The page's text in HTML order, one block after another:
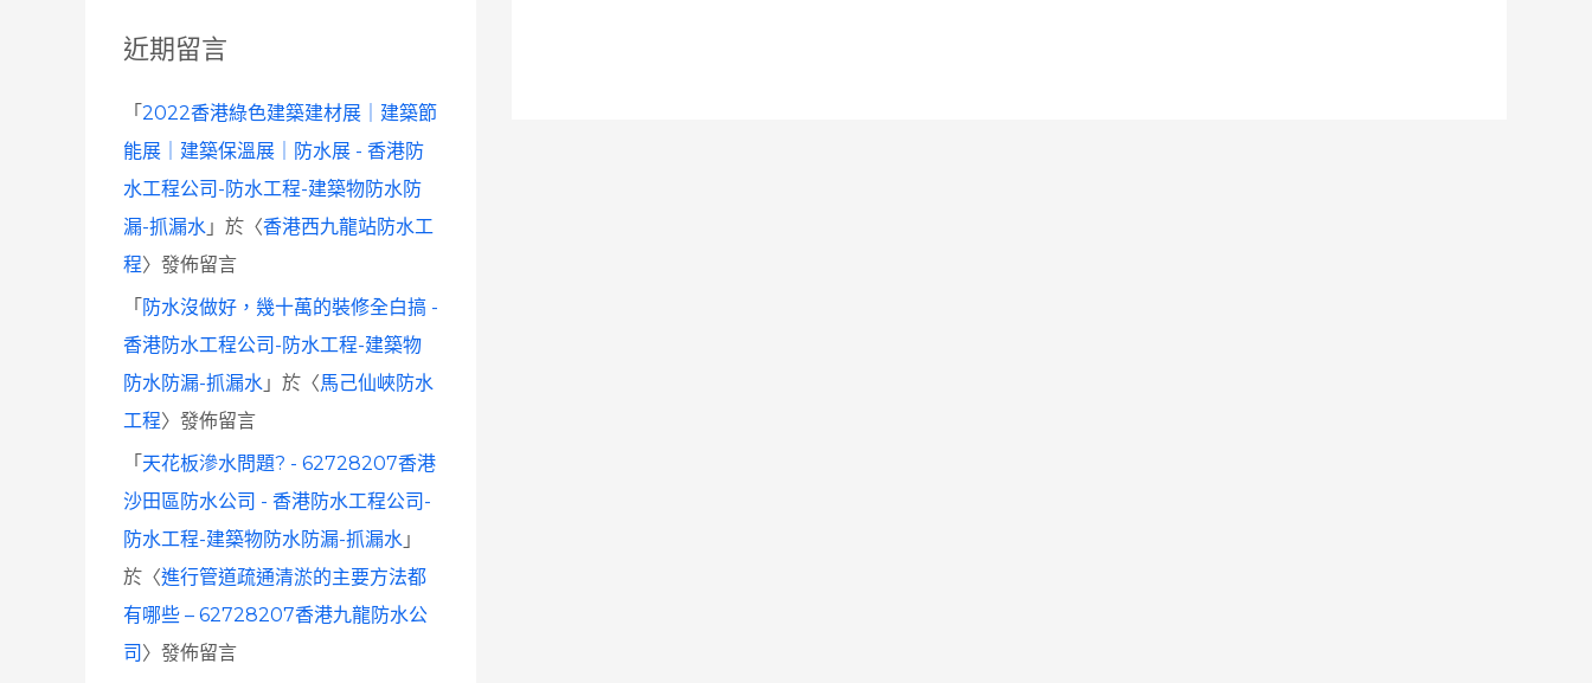
近期留言
「 2022香港綠色建築建材展｜建築節
能展｜建築保溫展｜防水展 - 香港防
水工程公司-防水工程-建築物防水防
漏-抓漏水 」於〈香港西九龍站防水工
程〉發佈留言
「 防水沒做好，幾十萬的裝修全白搞 -
香港防水工程公司-防水工程-建築物
防水防漏-抓漏水 」於〈馬己仙峽防水
工程〉發佈留言
「 天花板滲水問題? - 62728207香港
沙田區防水公司 - 香港防水工程公司-
防水工程-建築物防水防漏-抓漏水 」
於〈進行管道疏通清淤的主要方法都
有哪些 – 62728207香港九龍防水公
司 〉發佈留言